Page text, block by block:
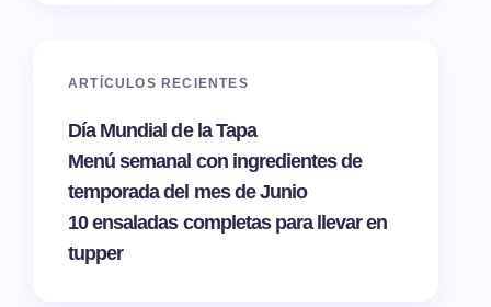
ARTÍCULOS RECIENTES
Día Mundial de la Tapa
Menú semanal con ingredientes de
temporada del mes de Junio
10 ensaladas completas para llevar en
tupper